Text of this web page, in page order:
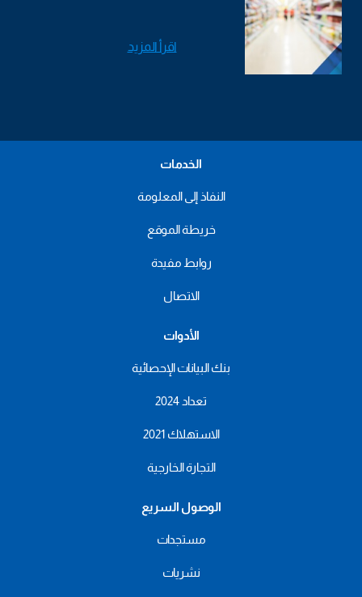
اقرأ المزيد
الخدمات
النفاذ إلى المعلومة
خريطة الموقع
روابط مفيدة
الاتصال
الأدوات
بنك البيانات الإحصائية
تعداد 2024
الاستهلاك 2021
التجارة الخارجية
الوصول السريع
مستجدات
نشريات